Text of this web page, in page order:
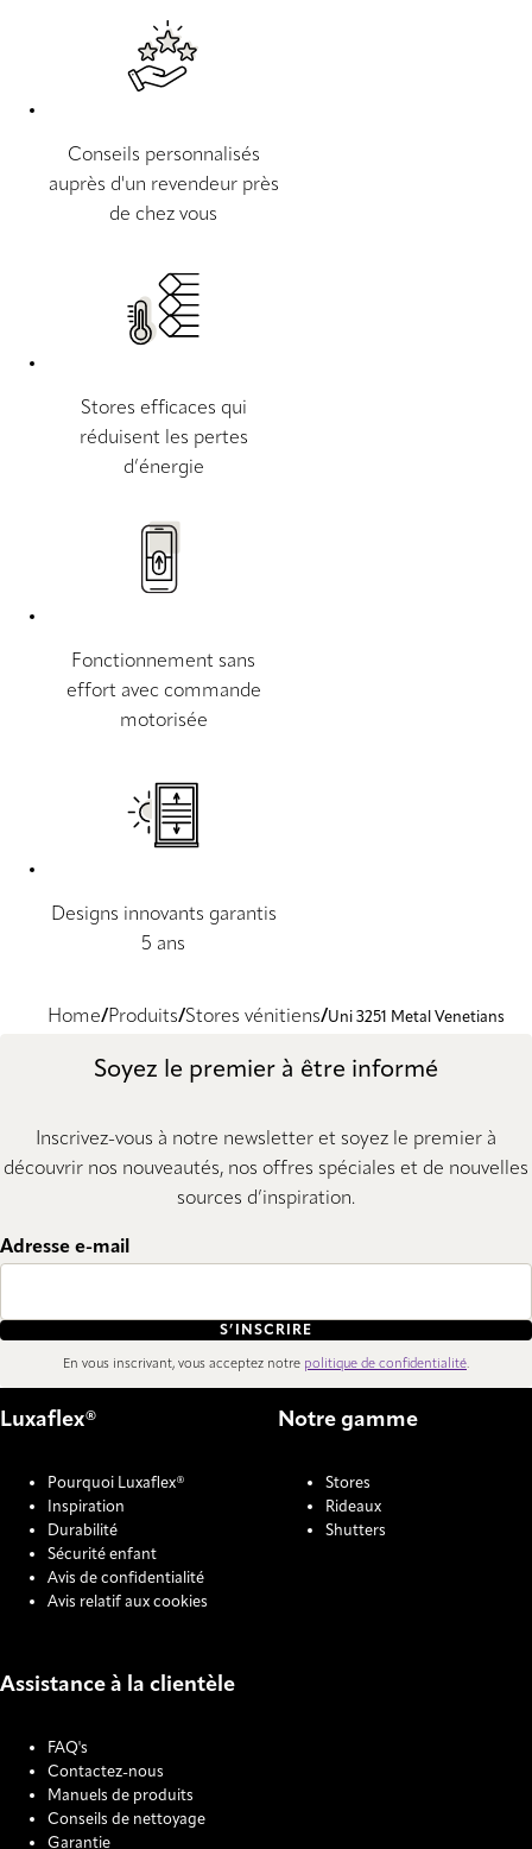
Conseils personnalisés
auprès d'un revendeur près
de chez vous
Stores efficaces qui
réduisent les pertes
d’énergie
Fonctionnement sans
effort avec commande
motorisée
Designs innovants garantis
5 ans
Home Produits Stores vénitiens Uni 3251 Metal Venetians
Soyez le premier à être informé
Inscrivez-vous à notre newsletter et soyez le premier à
découvrir nos nouveautés, nos offres spéciales et de nouvelles
sources d’inspiration.
Adresse e-mail
S’INSCRIRE
En vous inscrivant, vous acceptez notre politique de confidentialité.
Luxaflex®
Pourquoi Luxaflex®
Inspiration
Durabilité
Sécurité enfant
Avis de confidentialité
Avis relatif aux cookies
Notre gamme
Stores
Rideaux
Shutters
Assistance à la clientèle
FAQ's
Contactez-nous
Manuels de produits
Conseils de nettoyage
Garantie